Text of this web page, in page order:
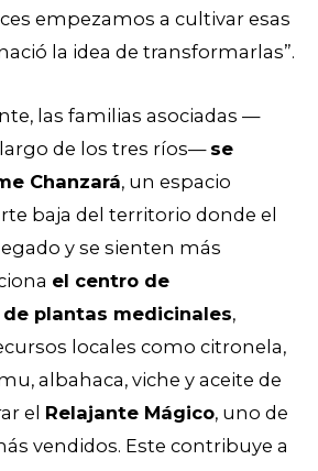
empezamos a cultivar esas
la idea de transformarlas”.
las familias asociadas —
de los tres ríos— se
Chanzará, un espacio
baja del territorio donde el
y se sienten más
el centro de
plantas medicinales,
locales como citronela,
albahaca, viche y aceite de
el Relajante Mágico, uno de
vendidos. Este contribuye a